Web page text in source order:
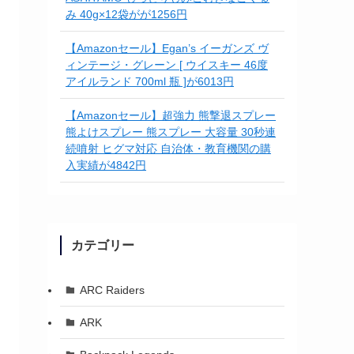
み 40g×12袋がが1256円
【Amazonセール】Egan’s イーガンズ ヴ
ィンテージ・グレーン [ ウイスキー 46度
アイルランド 700ml 瓶 ]が6013円
【Amazonセール】超強力 熊撃退スプレー
熊よけスプレー 熊スプレー 大容量 30秒連
続噴射 ヒグマ対応 自治体・教育機関の購
入実績が4842円
カテゴリー
ARC Raiders
ARK